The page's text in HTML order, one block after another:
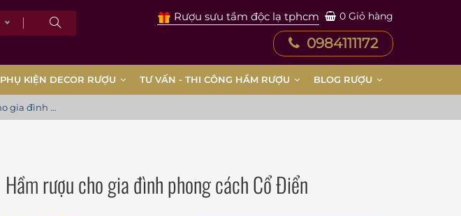
Rượu sưu tầm độc lạ tphcm 0 Giỏ hàng
0984111172
PHỤ KIỆN DECOR RƯỢU TƯ VẤN - THI CÔNG HẦM RƯỢU BLOG RƯỢU
Hầm rượu cho gia đình phong cách Cổ Điển
Hầm rượu cho gia đình phong cách Cổ Điển